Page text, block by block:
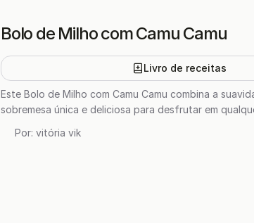
Bolo de Milho com Camu Camu
Livro de receitas
Este Bolo de Milho com Camu Camu combina a
sobremesa única e deliciosa para desfrutar em
Por: vitória vik